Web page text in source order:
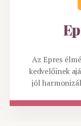
Az Epres
kedvelőinek
jól